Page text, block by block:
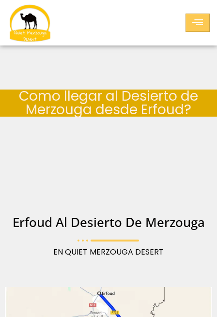
Como llegar al Desierto de
Merzouga desde Erfoud?
Erfoud Al Desierto De Merzouga
EN QUIET MERZOUGA DESERT